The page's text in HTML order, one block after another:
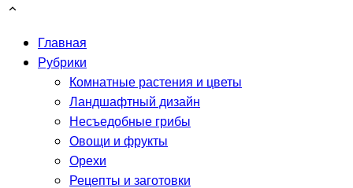
Главная
Рубрики
Комнатные растения и цветы
Ландшафтный дизайн
Несъедобные грибы
Овощи и фрукты
Орехи
Рецепты и заготовки